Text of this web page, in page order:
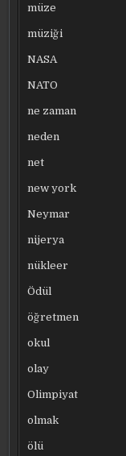
müze
müziği
NASA
NATO
ne zaman
neden
net
new york
Neymar
nijerya
nükleer
Ödül
öğretmen
okul
olay
Olimpiyat
olmak
ölü